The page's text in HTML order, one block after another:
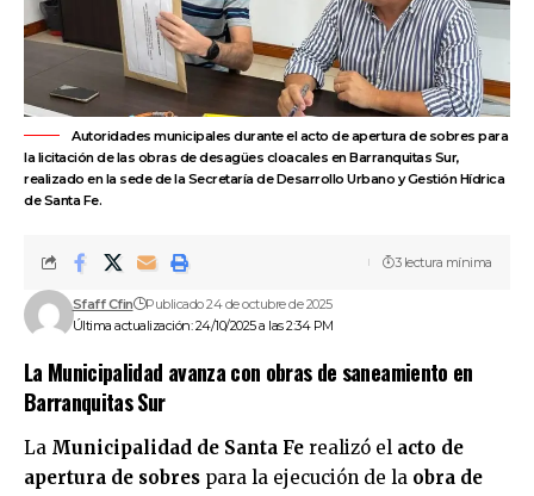
Autoridades municipales durante el acto de apertura de sobres para
la licitación de las obras de desagües cloacales en Barranquitas Sur,
realizado en la sede de la Secretaría de Desarrollo Urbano y Gestión Hídrica
de Santa Fe.
Última actualización: 24/10/2025 a las 2:34 PM
Sfaff Cfin Publicado 24 de octubre de 2025
3 lectura mínima
La Municipalidad avanza con obras de saneamiento en
Barranquitas Sur
La Municipalidad de Santa Fe realizó el acto de
apertura de sobres para la ejecución de la obra de